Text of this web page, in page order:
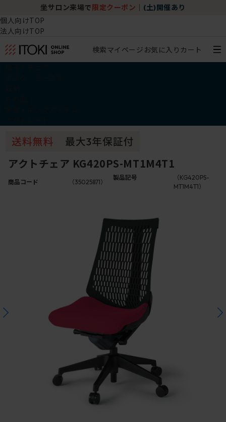
坐サロン来場で 限定クーポン (土)開催あり
個人向けTOP
法人向けTOP
検索マイページ お気に入り カート
アクトチェア KG420PS-MT1M4T1
商品コード （35025871）
製品記号
（KG420PS-
MT1M4T1）